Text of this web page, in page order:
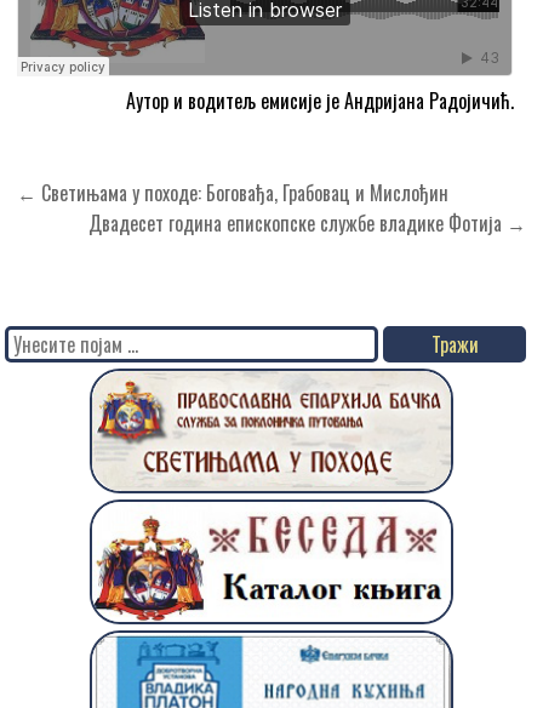
Аутор и водитељ емисије је Андријана Радојичић.
Кретање
чланка
← Светињама у походе: Боговађа, Грабовац и Мислођин
Двадесет година епископске службе владике Фотија →
Search
for: